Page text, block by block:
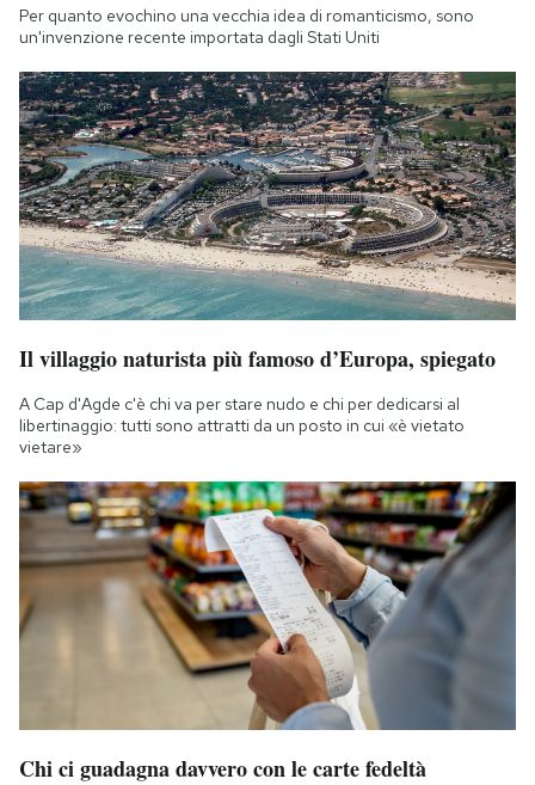
Hai bisogno di aiuto?
Per quanto evochino una vecchia idea di romanticismo, sono
un'invenzione recente importata dagli Stati Uniti
Il villaggio naturista più famoso d’Europa, spiegato
A Cap d'Agde c'è chi va per stare nudo e chi per dedicarsi al
libertinaggio: tutti sono attratti da un posto in cui «è vietato
vietare»
Chi ci guadagna davvero con le carte fedeltà